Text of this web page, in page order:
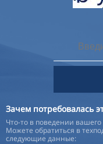
Зачем потребовалась
Что-то в поведении
Можете обратиться в
следующие данные: